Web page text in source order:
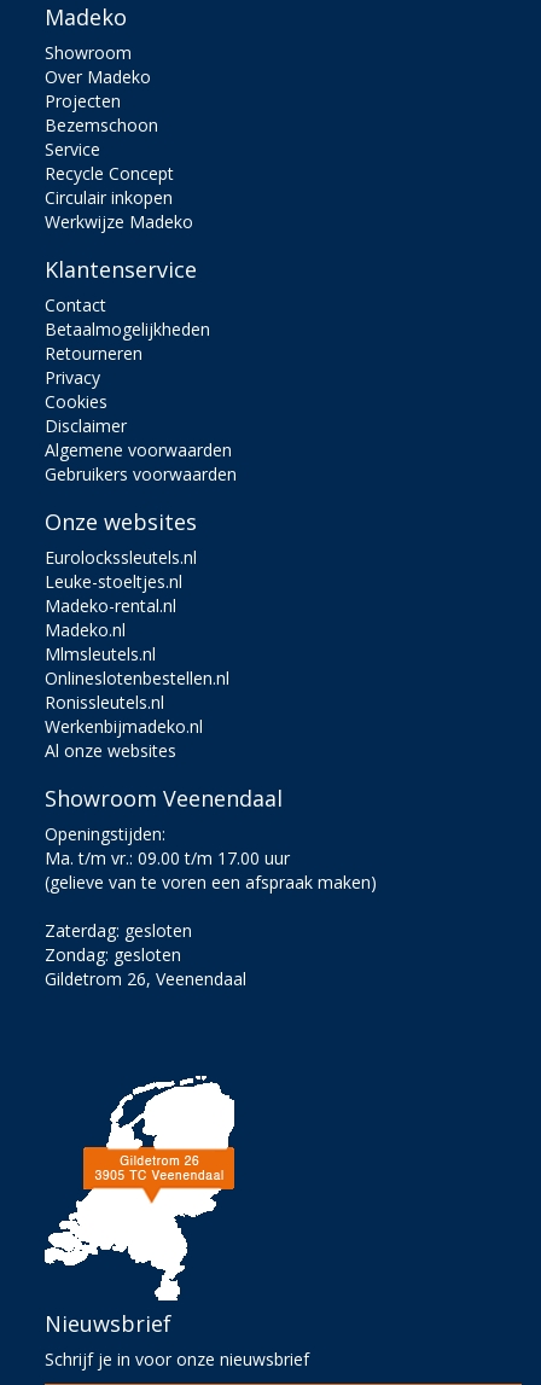
Madeko
Showroom
Over Madeko
Projecten
Bezemschoon
Service
Recycle Concept
Circulair inkopen
Werkwijze Madeko
Klantenservice
Contact
Betaalmogelijkheden
Retourneren
Privacy
Cookies
Disclaimer
Algemene voorwaarden
Gebruikers voorwaarden
Onze websites
Eurolockssleutels.nl
Leuke-stoeltjes.nl
Madeko-rental.nl
Madeko.nl
Mlmsleutels.nl
Onlineslotenbestellen.nl
Ronissleutels.nl
Werkenbijmadeko.nl
Al onze websites
Showroom Veenendaal
Openingstijden:
Ma. t/m vr.: 09.00 t/m 17.00 uur
(gelieve van te voren een afspraak maken)
Zaterdag: gesloten
Zondag: gesloten
Gildetrom 26, Veenendaal
Nieuwsbrief
Schrijf je in voor onze nieuwsbrief